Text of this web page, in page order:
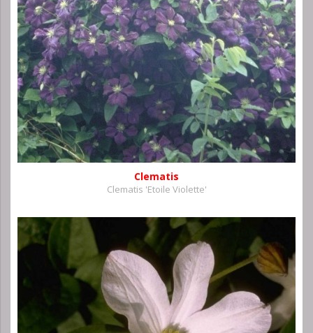
Clematis
Clematis 'Etoile Violette'